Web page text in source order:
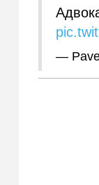
—